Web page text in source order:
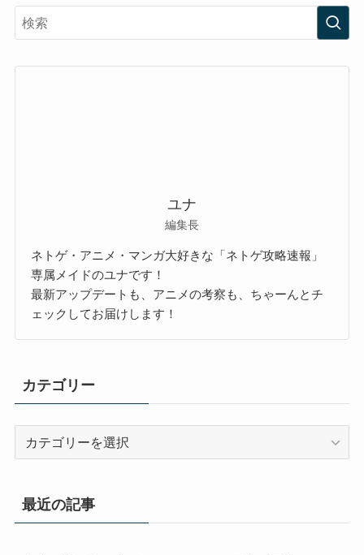
ユナ
編集長
ネトゲ・アニメ・マンガ大好きな「ネトゲ攻略速報」
専属メイドのユナです！
最新アップデートも、アニメの考察も、ちゃーんとチ
ェックしてお届けします！
カテゴリー
リ
最近の記事